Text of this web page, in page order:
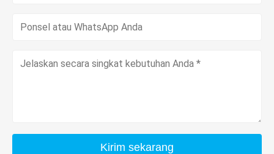
Kirim sekarang